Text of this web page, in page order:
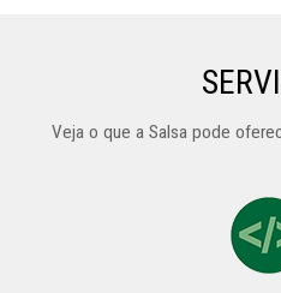
Veja o que a Salsa pode